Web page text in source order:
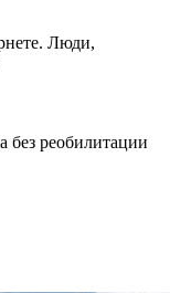
Люди,
без реобилитации